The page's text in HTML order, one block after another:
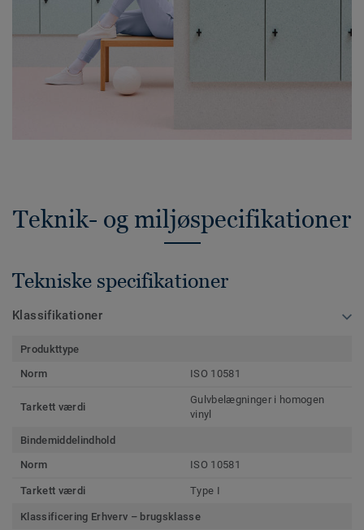
Teknik- og miljøspecifikationer
Tekniske specifikationer
Klassifikationer
Produkttype
Norm
ISO 10581
Tarkett værdi
Gulvbelægninger i homogen
vinyl
Bindemiddelindhold
Norm
ISO 10581
Tarkett værdi Type I
Klassificering Erhverv – brugsklasse